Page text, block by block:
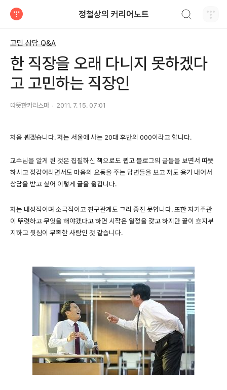
정철상의 커리어노트
고민 상담 Q&A
한 직장을 오래 다니지 못하겠다
고 고민하는 직장인
따뜻한카리스마 2011. 7. 15. 07:01
처음 뵙겠습니다. 저는 서울에 사는 20대 후반의 000이라고 합니다.
교수님을 알게 된 것은 집필하신 책으로도 뵙고 블로그의 글들을 보면서 따뜻
하시고 정감어리면서도 마음의 요동을 주는 답변들을 보고 저도 용기 내어서
상담을 받고 싶어 이렇게 글을 옮깁니다.
저는 내성적이며 소극적이고 친구관계도 그리 좋진 못합니다. 또한 자기주관
이 뚜렷하고 무엇을 해야겠다고 하면 시작은 열정을 갖고 하지만 끝이 흐지부
지하고 뒷심이 부족한 사람인 것 같습니다.